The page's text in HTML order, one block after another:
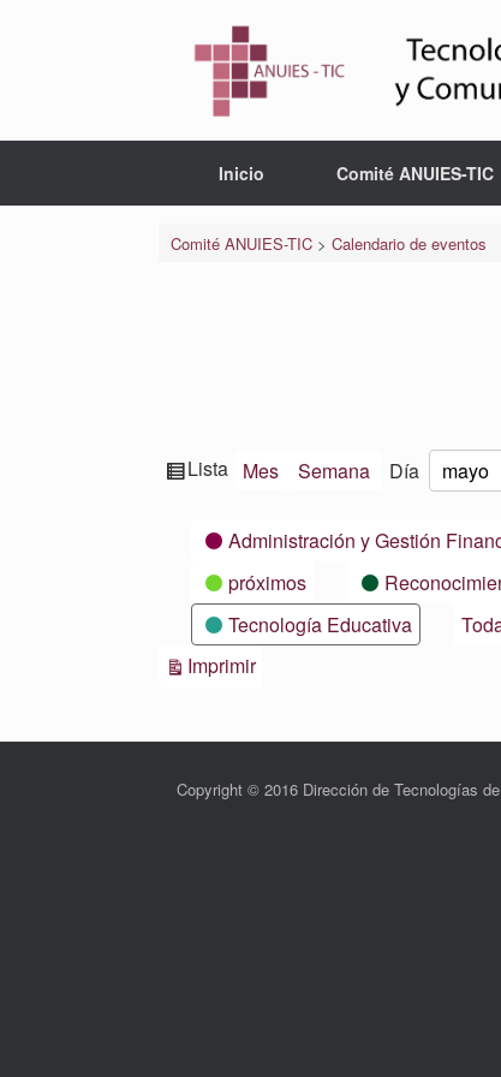
Inicio Comité ANUIES-TIC
Comité ANUIES-TIC> Calendario de eventos
Ver
Lista Mes Semana Día Mes
Día
Año
CategoríasAdministración y Gestión
próximos
Tecnología Educativa
ImprimirVistas
Copyright © 2016 Dirección de Tecnologías